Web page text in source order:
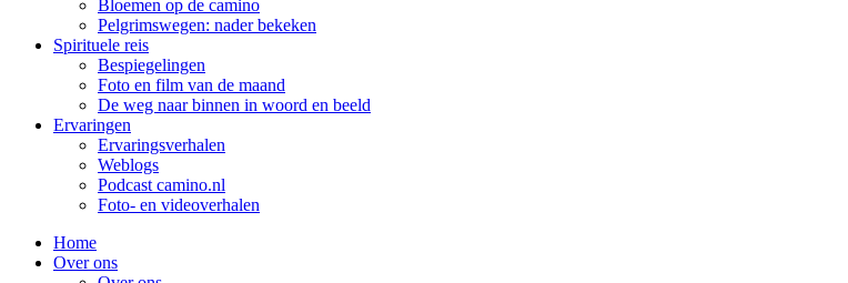
Bloemen op de camino
Pelgrimswegen: nader bekeken
Spirituele reis
Bespiegelingen
Foto en film van de maand
De weg naar binnen in woord en beeld
Ervaringen
Ervaringsverhalen
Weblogs
Podcast camino.nl
Foto- en videoverhalen
Home
Over ons